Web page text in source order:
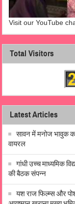
Visit our YouTube
Total Visitors
Latest Articles
सावन में मनोज भावुक
वायरल
गांधी उच्च माध्यमिक
की बैठक संपन्न
यश राज फिल्म्स और